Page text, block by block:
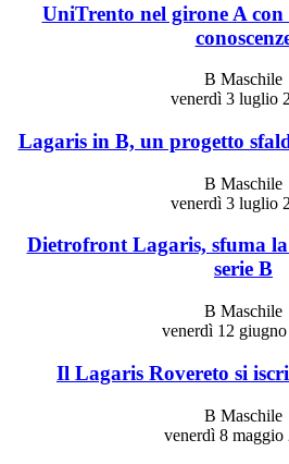
UniTrento nel girone A con
B Maschile
venerdì 3 luglio
Lagaris in B, un progetto
B Maschile
venerdì 3 luglio
Dietrofront Lagaris, sfuma
serie B
B Maschile
venerdì 12
Il Lagaris Rovereto si
B Maschile
venerdì 8 maggio